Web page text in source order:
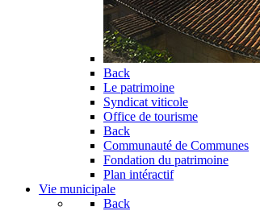
Back
Le patrimoine
Syndicat viticole
Office de tourisme
Back
Communauté de Communes
Fondation du patrimoine
Plan intéractif
Vie municipale
Back